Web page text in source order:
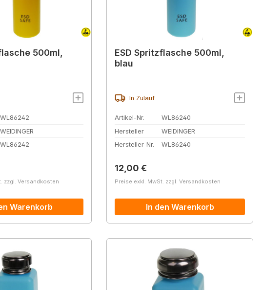
500ml,
WL86242
WEIDINGER
WL86242
zzgl. Versandkosten
Warenkorb
ESD Spritzflasche 500ml,
blau
In Zulauf
Artikel-Nr.
WL86240
Hersteller
WEIDINGER
Hersteller-Nr.
WL86240
Regulärer Preis:
12,00 €
Preise exkl. MwSt. zzgl. Versandkosten
In den Warenkorb